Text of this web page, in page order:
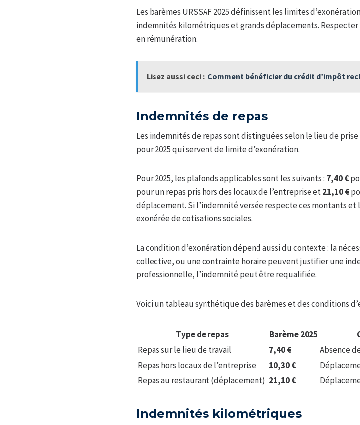
Les barèmes URSSAF 2025 définissent les limites
indemnités kilométriques et grands déplacements.
en rémunération.
Lisez aussi ceci : Comment bénéficier du crédit d’impôt
Indemnités de repas
Les indemnités de repas sont distinguées selon le lieu de prise
pour 2025 qui servent de limite d’exonération.
Pour 2025, les plafonds applicables sont les suivants : 7,40 €
pour un repas pris hors des locaux de l’entreprise et21,10 €
déplacement. Si l’indemnité versée respecte ces montants
exonérée de cotisations sociales.
La condition d’exonération dépend aussi du contexte : la
collective, ou une contrainte horaire peuvent justifier une
professionnelle, l’indemnité peut être requalifiée.
Voici un tableau synthétique des barèmes et des conditions
Type de repas Barème 2025
Repas sur le lieu de travail
7,40 €
Absence
Repas hors locaux de l’entreprise
10,30 €
Repas au restaurant (déplacement) 21,10 €
Indemnités kilométriques